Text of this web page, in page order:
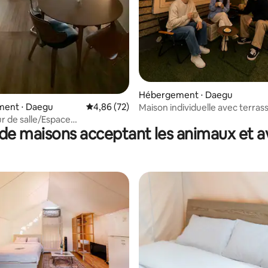
⋅ Daegu Évaluation moyenne sur la base de 72
4,86 (72)
de salle/Espace
TV/Projecteur
Marshall Speaker/Sèche-
Hébergement ⋅ Daegu
Maison individuelle avec
Jeong's House #201
maisons acceptant les animaux et